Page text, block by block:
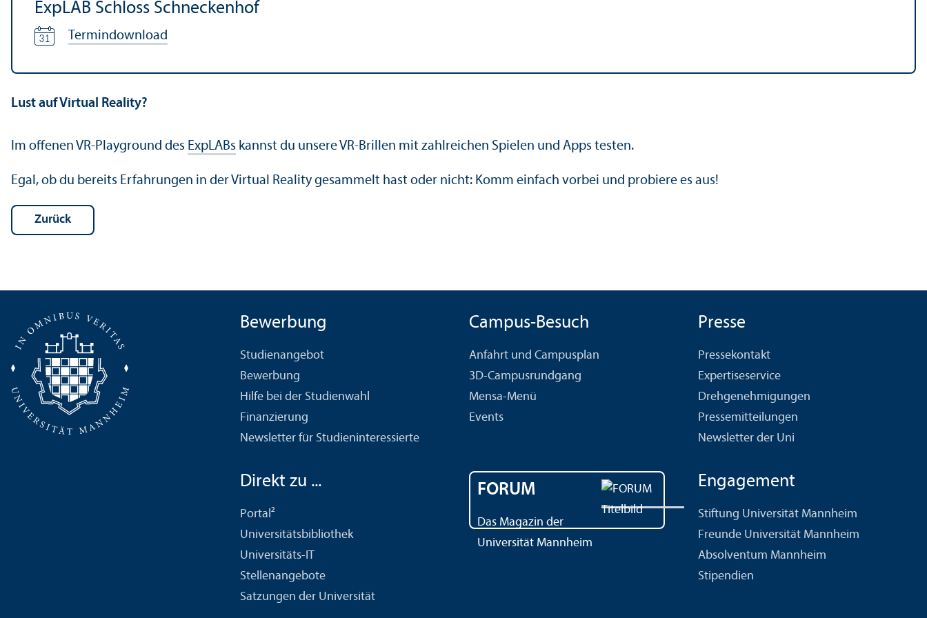
ExpLAB Schloss Schneckenhof
Termindownload
Lust auf Virtual Reality?
Im offenen VR-Playground des ExpLABs kannst du unsere VR-Brillen mit zahlreichen Spielen und Apps testen.
Egal, ob du bereits Erfahrungen in der Virtual Reality gesammelt hast oder nicht: Komm einfach vorbei und probiere es aus!
Zurück
Bewerbung
Studien­angebot
Bewerbung
Hilfe bei der Studien­wahl
Finanzierung
Newsletter für Studien­interessierte
Campus-Besuch
Anfahrt und Campusplan
3D-Campusrundgang
Mensa-Menü
Events
Presse
Pressekontakt
Expertiseservice
Drehgenehmigungen
Pressemitteilungen
Newsletter der Uni
Direkt zu ...
Portal²
Universitäts­bibliothek
Universitäts-IT
Stellenangebote
Satzungen der Universität
FORUM
Das Magazin der
Universität Mannheim
Engagement
Stiftung Universität Mannheim
Freunde Universität Mannheim
Absolventum Mannheim
Stipendien